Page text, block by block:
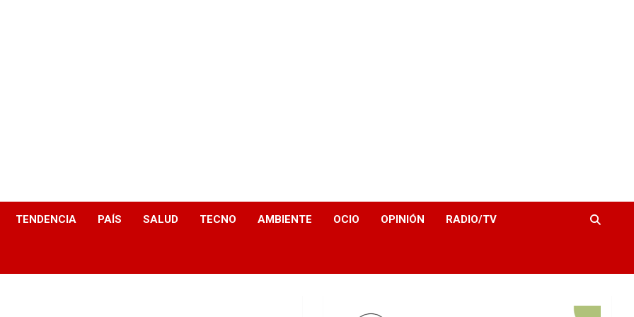
TENDENCIA PAÍS SALUD TECNO AMBIENTE OCIO OPINIÓN RADIO/TV